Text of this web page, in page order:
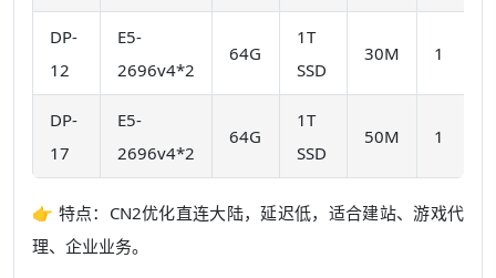
DP-
12
E5-
2696v4*2
64G
1T
SSD
30M 1
DP-
17
E5-
2696v4*2
64G
1T
SSD
50M 1
👉 特点：CN2优化直连大陆，延迟低，适合建站、游戏代
理、企业业务。